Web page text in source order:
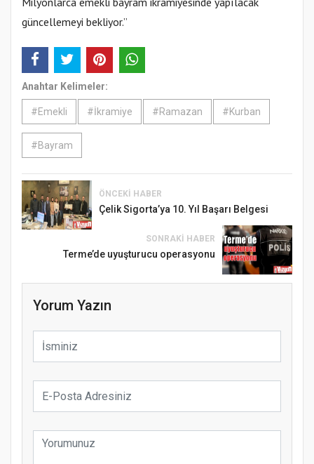
güncellemeyi bekliyor.”
Anahtar Kelimeler:
#Emekli #İkramiye #Ramazan #Kurban
#Bayram
ÖNCEKI HABER
Çelik Sigorta’ya 10. Yıl Başarı Belgesi
SONRAKI HABER
Terme’de uyuşturucu operasyonu
Yorum Yazın